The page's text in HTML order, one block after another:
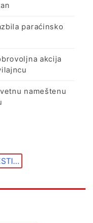
paraćinsko
akcija
nameštenu